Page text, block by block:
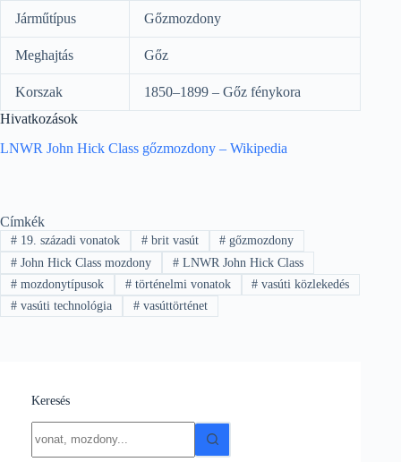
Járműtípus Gőzmozdony
Meghajtás Gőz
Korszak
1850–1899 – Gőz fénykora
Hivatkozások
LNWR John Hick Class gőzmozdony – Wikipedia
Címkék
#19. századi vonatok #brit vasút # gőzmozdony
#John Hick Class mozdony #LNWR John Hick Class
#mozdonytípusok #történelmi vonatok # vasúti közlekedés
#vasúti technológia #vasúttörténet
Keresés
results